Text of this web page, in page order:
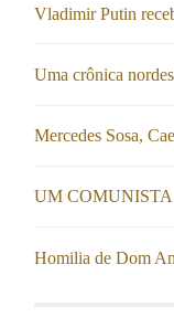
Vladimir Putin
Uma crônica
Mercedes Sosa,
UM COMUNISTA
Homilia de Dom